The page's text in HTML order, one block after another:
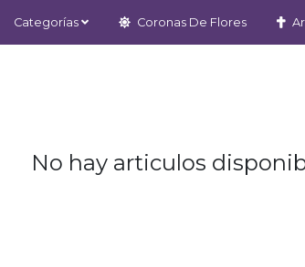
Categorías Coronas De Flores
No hay articulos